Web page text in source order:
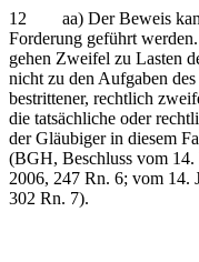
12 aa) Der Beweis kann
Forderung geführt
gehen Zweifel zu Lasten
nicht zu den Aufgaben
bestrittener, rechtlich
die tatsächliche oder
der Gläubiger in diesem
(BGH, Beschluss vom
2006, 247 Rn. 6; vom 14.
302 Rn. 7).